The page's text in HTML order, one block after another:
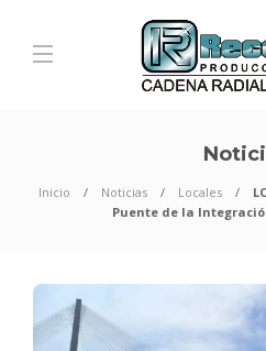
Inicio Noticias Locales
Puente de la